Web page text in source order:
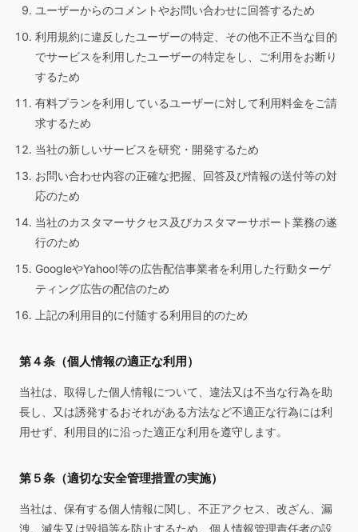
ユーザーからのコメントやお問い合わせに回答するため
利用規約に違反したユーザーの特定、その他不正不当な目的
でサービスを利用したユーザーの特定をし、ご利用をお断り
するため
有料プランを利用しているユーザーに対して利用料金をご請
求するため
当社の新しいサービスを研究・開発するため
お問い合わせ内容の正確な把握、回答及び情報の送付等の対
応のため
当社のカスタマーサクセス及びカスタマーサポート業務の遂
行のため
GoogleやYahoo!等の広告配信事業者を利用した行動ターゲ
ティング広告の配信のため
上記の利用目的に付随する利用目的のため
第４条（個人情報の適正な利用）
当社は、取得した個人情報について、違法又は不当な行為を助
長し、又は誘発するおそれがある方法など不適正な行為には利
用せず、利用目的に沿った適正な利用を遵守します。
第５条（適切な安全管理措置の実施）
当社は、保有する個人情報に関し、不正アクセス、改ざん、漏
洩、滅失又は毀損等を防止するため、個人情報管理責任者の設